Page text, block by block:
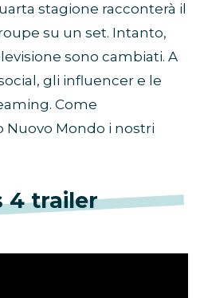
stagione racconterà il
su un set. Intanto,
sono cambiati. A
gli influencer e le
Come
Mondo i nostri
4 trailer